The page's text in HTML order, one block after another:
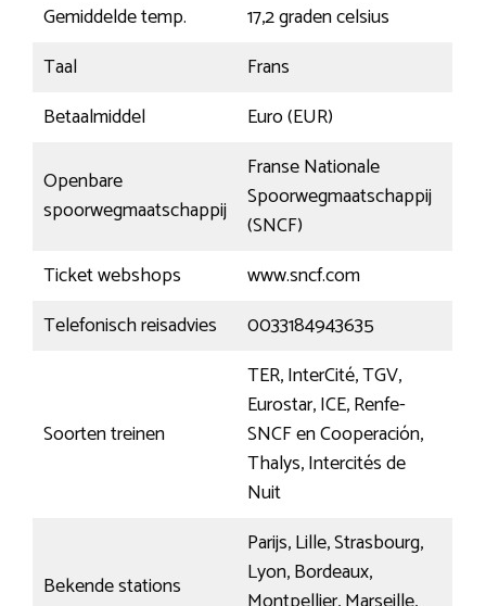
Gemiddelde temp.
17,2 graden celsius
Taal
Frans
Betaalmiddel
Euro (EUR)
Openbare
spoorwegmaatschappij
Franse Nationale
Spoorwegmaatschappij
(SNCF)
Ticket webshops
www.sncf.com
Telefonisch reisadvies
0033184943635
Soorten treinen
TER, InterCité, TGV,
Eurostar, ICE, Renfe-
SNCF en Cooperación,
Thalys, Intercités de
Nuit
Bekende stations
Parijs, Lille, Strasbourg,
Lyon, Bordeaux,